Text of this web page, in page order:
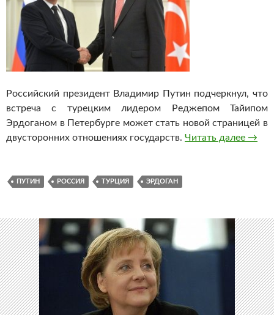
Российский президент Владимир Путин подчеркнул, что
встреча с турецким лидером Реджепом Тайипом
Эрдоганом в Петербурге может стать новой страницей в
двусторонних отношениях государств. Читать далее утин
→
ПУТИН РОССИЯ ТУРЦИЯ ЭРДОГАН